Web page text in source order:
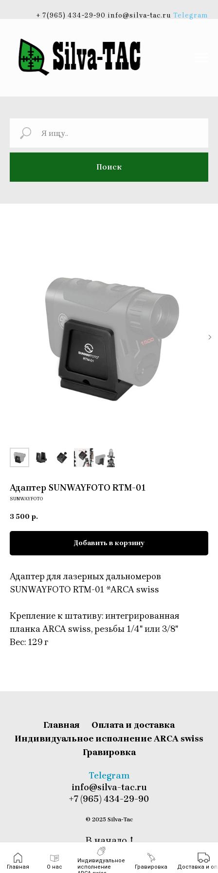
+ 7(965) 434-29-90 info@silva-tac.ru Telegram
Главная О нас
Индивидуальное
исполнение
Гравировка Доставка и
Поиск
Адаптер SUNWAYFOTO RTM-01
SUNWAYFOTO
3 500 р.
Добавить в корзину
Адаптер для лазерных дальномеров
SUNWAYFOTO RTM-01 *ARCA swiss
Крепление к штативу: интегрированная
планка ARCA swiss, резьбы 1/4" или 3/8"
Вес: 129 г
Главная
Оплата и доставка
Индивидуальное исполнение ARCA swiss
Гравировка
Telegram
info@silva-tac.ru
+7 (965) 434-29-90
© 2025 Silva-Tac
В начало